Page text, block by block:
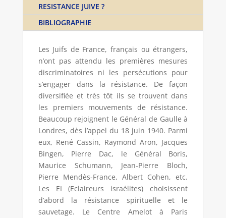
RESISTANCE JUIVE ?
BIBLIOGRAPHIE
Les Juifs de France, français ou étrangers,
n’ont pas attendu les premières mesures
discriminatoires ni les persécutions pour
s’engager dans la résistance. De façon
diversifiée et très tôt ils se trouvent dans
les premiers mouvements de résistance.
Beaucoup rejoignent le Général de Gaulle à
Londres, dès l’appel du 18 juin 1940. Parmi
eux, René Cassin, Raymond Aron, Jacques
Bingen, Pierre Dac, le Général Boris,
Maurice Schumann, Jean-Pierre Bloch,
Pierre Mendès-France, Albert Cohen, etc.
Les EI (Eclaireurs israélites) choisissent
d’abord la résistance spirituelle et le
sauvetage. Le Centre Amelot à Paris